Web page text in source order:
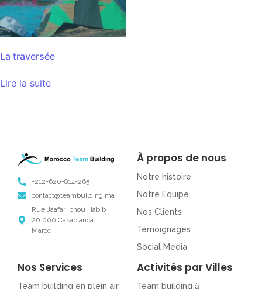
La traversée
Lire la suite
+212-620-814-265
contact@teambuilding.ma
Rue Jaafar Ibnou Habib
20 000 Casablanca
Maroc
À propos de nous
Notre histoire
Notre Equipe
Nos Clients
Témoignages
Social Media
Nos Services
Team building en plein air
Activités par Villes
Team building à